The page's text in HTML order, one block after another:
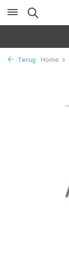
Terug Home